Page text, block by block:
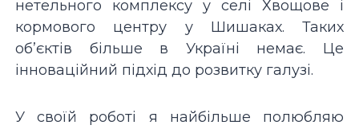
нетельного комплексу у селі Хвощове і
кормового центру у Шишаках. Таких
об’єктів більше в Україні немає. Це
інноваційний підхід до розвитку галузі.
У своїй роботі я найбільше полюбляю